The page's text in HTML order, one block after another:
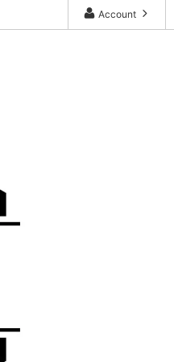
Account